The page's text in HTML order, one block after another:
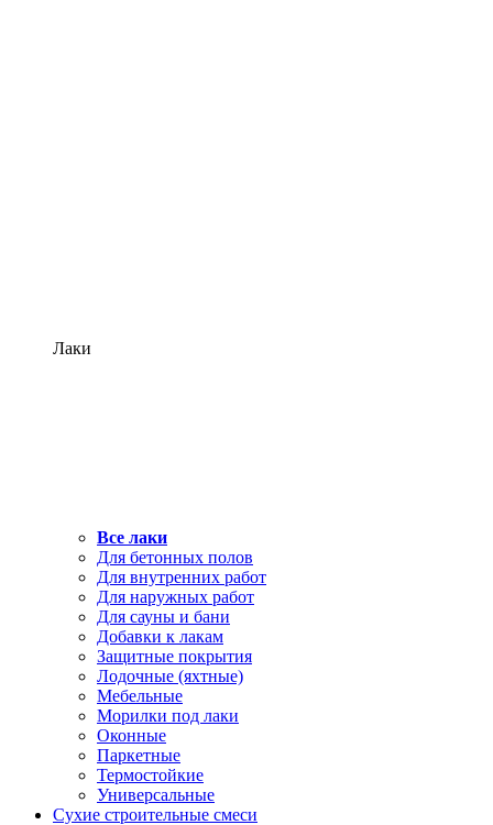
Лаки
Все лаки
Для бетонных полов
Для внутренних работ
Для наружных работ
Для сауны и бани
Добавки к лакам
Защитные покрытия
Лодочные (яхтные)
Мебельные
Морилки под лаки
Оконные
Паркетные
Термостойкие
Универсальные
Сухие строительные смеси